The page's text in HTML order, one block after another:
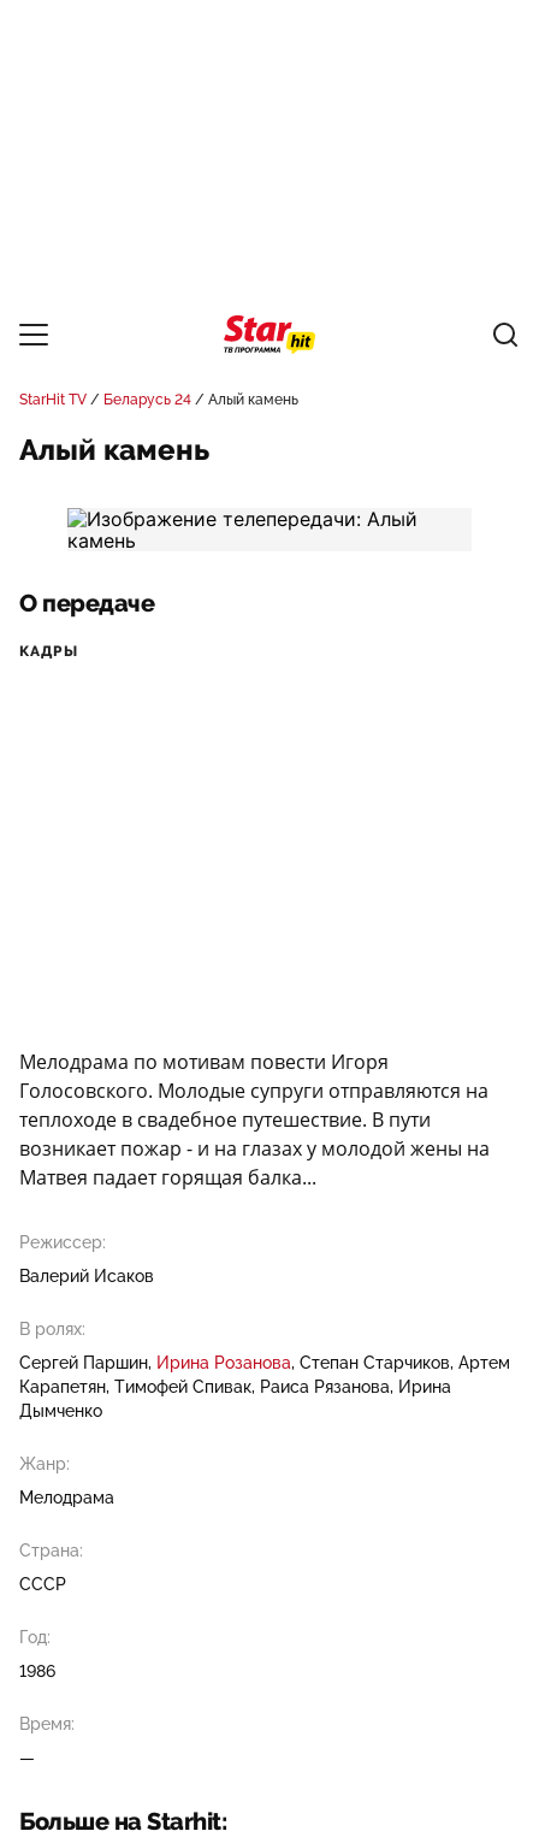
StarHit TV Беларусь 24 Алый камень
Алый камень
О передаче
КАДРЫ
Мелодрама по мотивам повести Игоря
Голосовского. Молодые супруги отправляются на
теплоходе в свадебное путешествие. В пути
возникает пожар - и на глазах у молодой жены на
Матвея падает горящая балка...
Режиссер:
Валерий Исаков
В ролях:
Сергей Паршин Ирина Розанова Степан Старчиков Артем
Карапетян Тимофей Спивак Раиса Рязанова Ирина
Дымченко
Жанр:
Мелодрама
Страна:
СССР
Год:
1986
Время:
—
Больше на Starhit: